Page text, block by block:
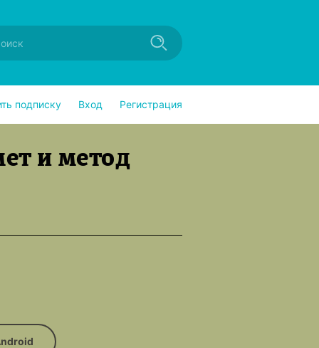
подписку Вход Регистрация
и метод